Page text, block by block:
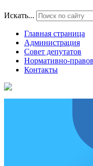
Искать...
Главная страница
Администрация
Совет депутатов
Нормативно-
Контакты